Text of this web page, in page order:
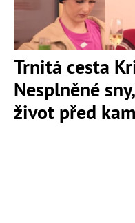
Trnitá cesta
Nesplněné
život před